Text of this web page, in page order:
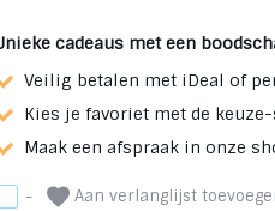
cadeaus met een
Veilig betalen met iDeal of
Kies je favoriet met de
Maak een afspraak in onze
- Aan verlanglijst